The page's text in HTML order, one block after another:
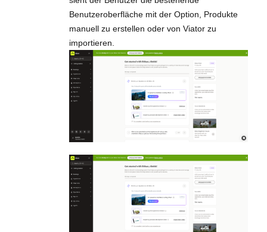
Benutzeroberfläche mit der Option, Produkte
manuell zu erstellen oder von Viator zu
importieren.